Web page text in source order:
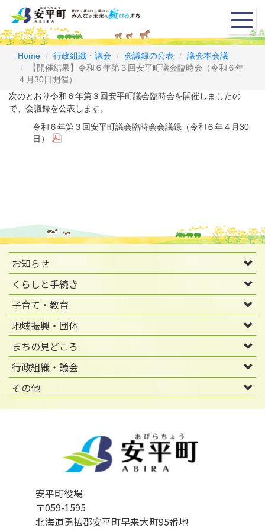
メ
ニ
ュ
Home 行政組織・議会 会議録の公表
議会本会議
【開催結果】令和６年第３回安平町議会臨時会（令和６年
４月30日開催）
次のとおり令和６年第３回安平町議会臨時会を開催しましたの
で、会議録を公表します。
令和６年第３回安平町議会臨時会会議録（令和６年４月30
日）
お知らせ
くらしと手続き
子育て・教育
地域振興・団体
まちの見どころ
行政組織・議会
その他
安平町役場
〒059-1595
北海道勇払郡安平町早来大町95番地